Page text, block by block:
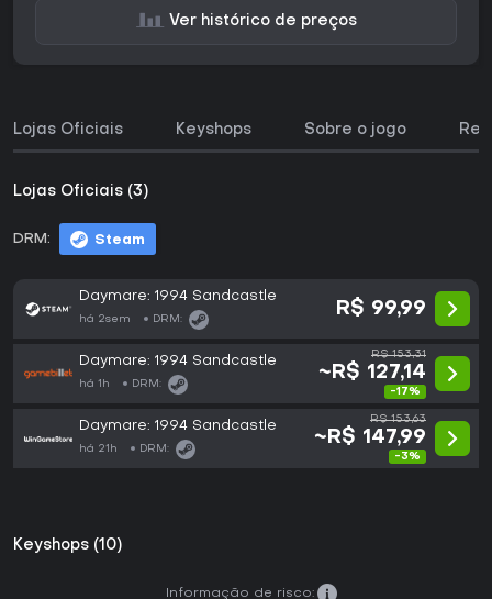
Ver histórico de preços
Lojas Oficiais Keyshops Sobre o jogo
Lojas Oficiais (3)
DRM: Steam
Daymare: 1994 Sandcastle
há 2sem DRM:
R$ 99,99
Daymare: 1994 Sandcastle
há 1h DRM:
R$ 153,31
~R$ 127,14
-17%
Daymare: 1994 Sandcastle
há 21h DRM:
R$ 153,63
~R$ 147,99
-3%
Keyshops (10)
Informação de risco: